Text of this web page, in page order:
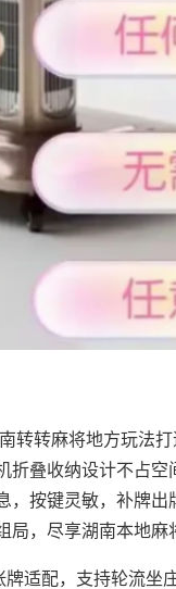
转转麻将地方玩法
叠收纳设计不占
按键灵敏，补牌
，尽享湖南本地麻
适配，支持轮流坐